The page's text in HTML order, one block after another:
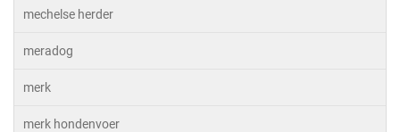
mechelse herder
meradog
merk
merk hondenvoer